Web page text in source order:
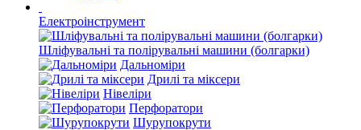
Електроінструмент
Шліфувальні та полірувальні машини (болгарки)
Дальноміри
Дрилі та міксери
Нівеліри
Перфоратори
Шурупокрути